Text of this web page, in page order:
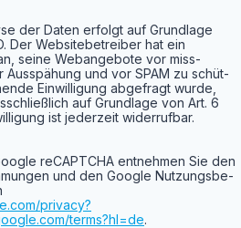
der Daten erfolgt auf Grund­la­ge
Der Web­site­be­trei­ber hat ein
sei­ne Web­an­ge­bo­te vor miss­
Aus­spä­hung und vor SPAM zu schüt­
Ein­wil­li­gung abge­fragt wur­de,
auf Grund­la­ge von Art. 6
ist jeder­zeit widerrufbar.
reCAPTCHA ent­neh­men Sie den
und den Goog­le Nut­zungs­be­
privacy?
terms?hl=de.